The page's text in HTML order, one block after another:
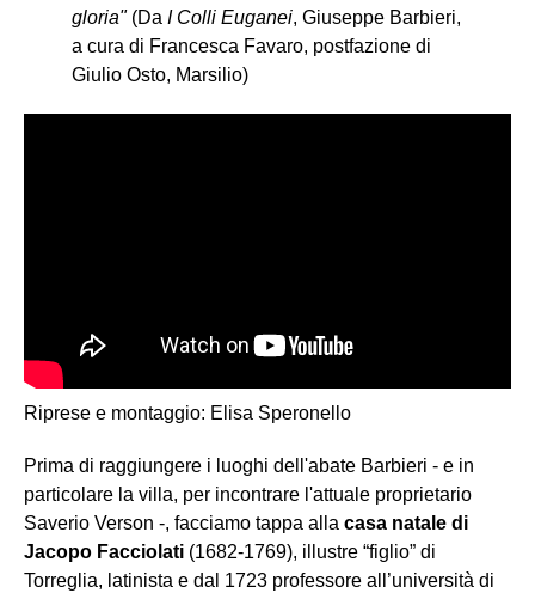
gloria"(Da I Colli Euganei, Giuseppe Barbieri,
a cura di Francesca Favaro, postfazione di
Giulio Osto, Marsilio)
Riprese e montaggio: Elisa Speronello
Prima di raggiungere i luoghi dell'abate Barbieri - e in
particolare la villa, per incontrare l'attuale proprietario
Saverio Verson -, facciamo tappa alla casa natale di
Jacopo Facciolati (1682-1769), illustre “figlio” di
Torreglia, latinista e dal 1723 professore all’università di